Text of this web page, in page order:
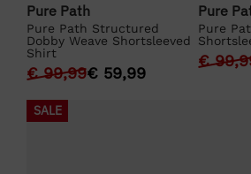
Pure Path
Pure Path Structured
Dobby Weave Shortsleeved
Shirt
€99,99€ 59,99
Pure
Pure
€
SALE